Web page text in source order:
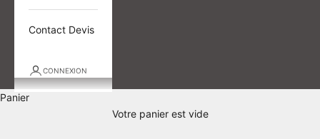
Contact Devis
CONNEXION
Panier
Votre panier est vide